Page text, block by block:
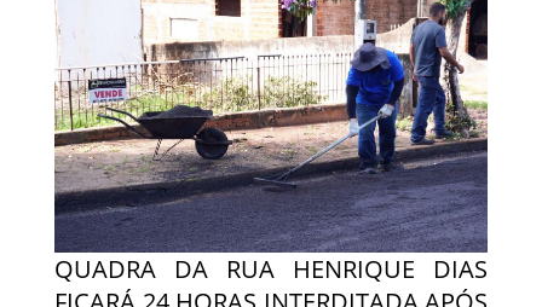
QUADRA DA RUA HENRIQUE DIAS